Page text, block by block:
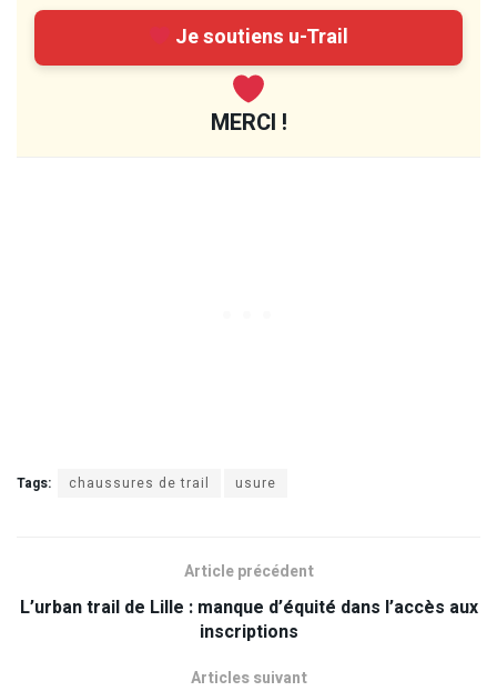
Je soutiens u-Trail
MERCI !
Tags: chaussures de trail usure
Article précédent
L’urban trail de Lille : manque d’équité dans l’accès aux
inscriptions
Articles suivant